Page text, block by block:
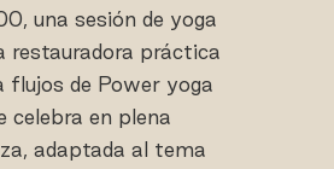
una sesión de yoga
restauradora práctica
flujos de Power yoga
celebra en plena
adaptada al tema